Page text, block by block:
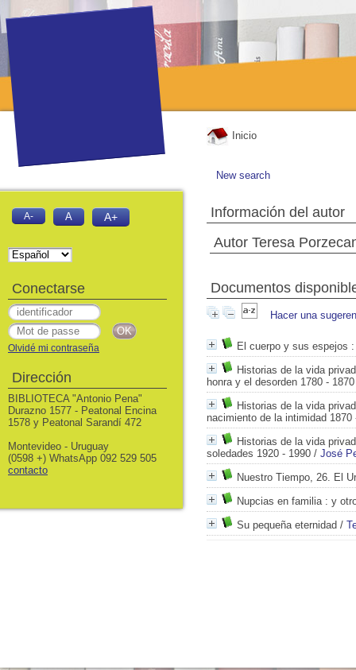
Inicio
New search
Información del autor
Autor Teresa
Documentos
Hacer una
El cuerpo y sus espejos
Historias de la vida
honra y el desorden 1780 - 1870
Historias de la vida
nacimiento de la intimidad 1870
Historias de la vida
soledades 1920 - 1990 / José
Nuestro Tiempo, 26. El
Nupcias en familia: y
Su pequeña eternidad /
A- A A+
Conectarse
Olvidé mi contraseña
Dirección
BIBLIOTECA "Antonio Pena"
Durazno 1577 - Peatonal Encina
1578 y Peatonal Sarandí 472
Montevideo - Uruguay
(0598 +) WhatsApp 092 529 505
contacto